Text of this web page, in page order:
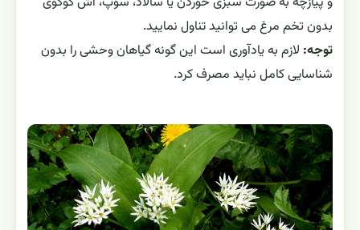
بدون تخم مرغ می توانید تناول نمایید.
توجه: لازم به یادآوری است این گونه گیاهان وحشی را بدون
شناسایی کامل نباید مصرف کرد.